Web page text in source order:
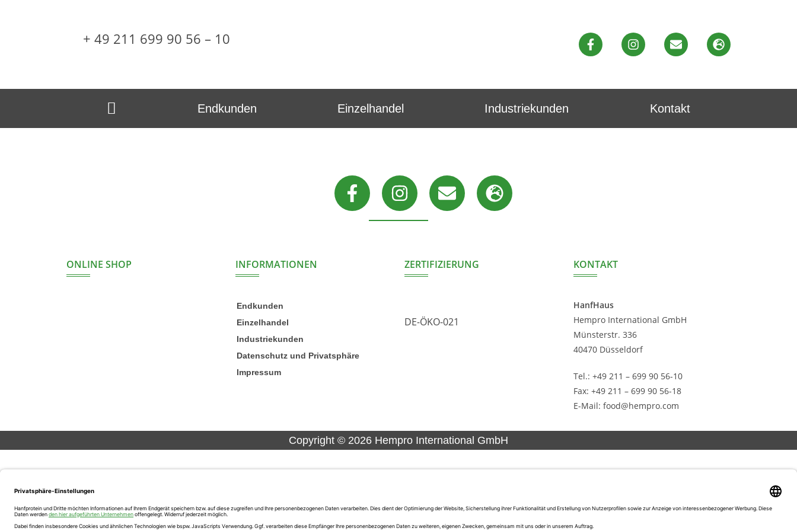
+ 49 211 699 90 56 – 10
Endkunden Einzelhandel Industriekunden Kontakt
ONLINE SHOP INFORMATIONEN
Endkunden
Einzelhandel
Industriekunden
Datenschutz und Privatsphäre
Impressum
ZERTIFIZIERUNG
DE-ÖKO-021
KONTAKT
HanfHaus
Hempro International GmbH
Münsterstr. 336
40470 Düsseldorf
Tel.: +49 211 – 699 90 56-10
Fax: +49 211 – 699 90 56-18
E-Mail: food@hempro.com
Copyright © 2026 Hempro International GmbH